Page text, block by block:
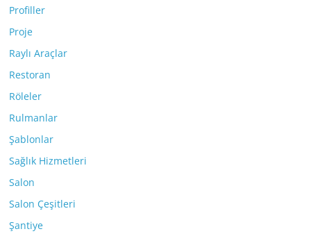
Profiller
Proje
Raylı Araçlar
Restoran
Röleler
Rulmanlar
Şablonlar
Sağlık Hizmetleri
Salon
Salon Çeşitleri
Şantiye